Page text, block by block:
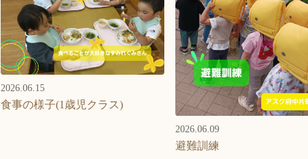
2026.06.15
食事の様子(1歳児クラス)
2026.06.09
避難訓練